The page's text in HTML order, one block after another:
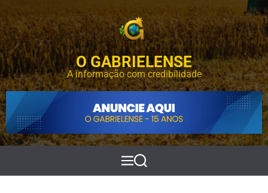
k
p
t
o
c
o
n
t
e
O GABRIELENSE
A informação com credibilidade
M
e
P
e